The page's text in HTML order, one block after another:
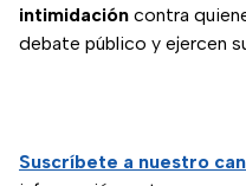
intimidación contra
debate público y ejercen
Suscríbete a nuestro